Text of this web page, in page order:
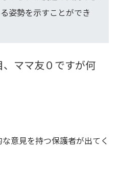
姿勢を示すことができ
ママ友０ですが何
意見を持つ保護者が出てく